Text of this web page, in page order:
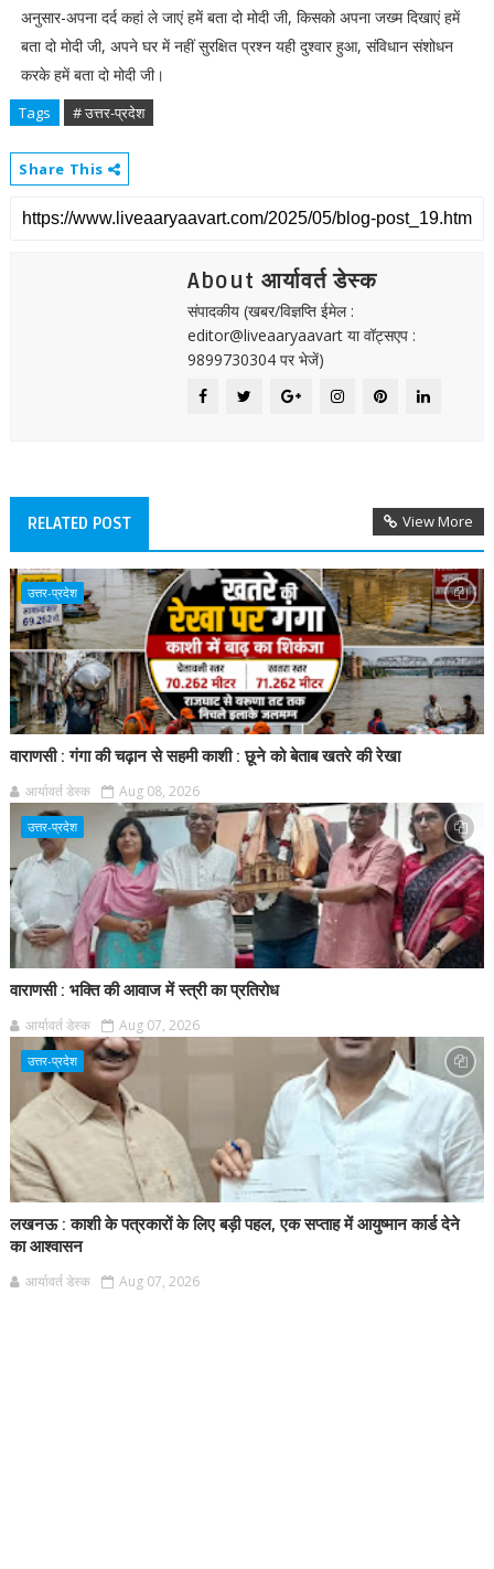
अनुसार-अपना दर्द कहां ले जाएं हमें बता दो मोदी जी, किसको अपना जख्म दिखाएं हमें
बता दो मोदी जी, अपने घर में नहीं सुरक्षित प्रश्न यही दुश्वार हुआ, संविधान संशोधन
करके हमें बता दो मोदी जी।
Tags # उत्तर-प्रदेश
Share This
About आर्यावर्त डेस्क
संपादकीय (खबर/विज्ञप्ति ईमेल :
editor@liveaaryaavart या वॉट्सएप :
9899730304 पर भेजें)
RELATED POST View More
उत्तर-प्रदेश
वाराणसी : गंगा की चढ़ान से सहमी काशी : छूने को बेताब खतरे की रेखा
आर्यावर्त डेस्क Aug 08, 2026
उत्तर-प्रदेश
वाराणसी : भक्ति की आवाज में स्त्री का प्रतिरोध
आर्यावर्त डेस्क Aug 07, 2026
उत्तर-प्रदेश
लखनऊ : काशी के पत्रकारों के लिए बड़ी पहल, एक सप्ताह में आयुष्मान कार्ड देने
का आश्वासन
आर्यावर्त डेस्क Aug 07, 2026